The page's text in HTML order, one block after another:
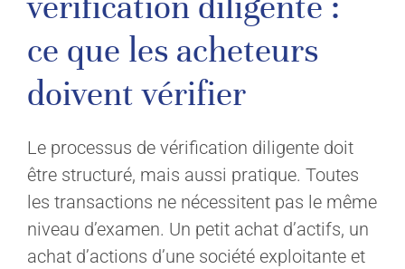
ce que les acheteurs
doivent vérifier
Le processus de vérification diligente doit
être structuré, mais aussi pratique. Toutes
les transactions ne nécessitent pas le même
niveau d’examen. Un petit achat d’actifs, un
achat d’actions d’une société exploitante et